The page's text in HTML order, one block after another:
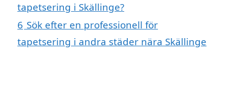
tapetsering i Skällinge?
6 Sök efter en professionell för
tapetsering i andra städer nära Skällinge